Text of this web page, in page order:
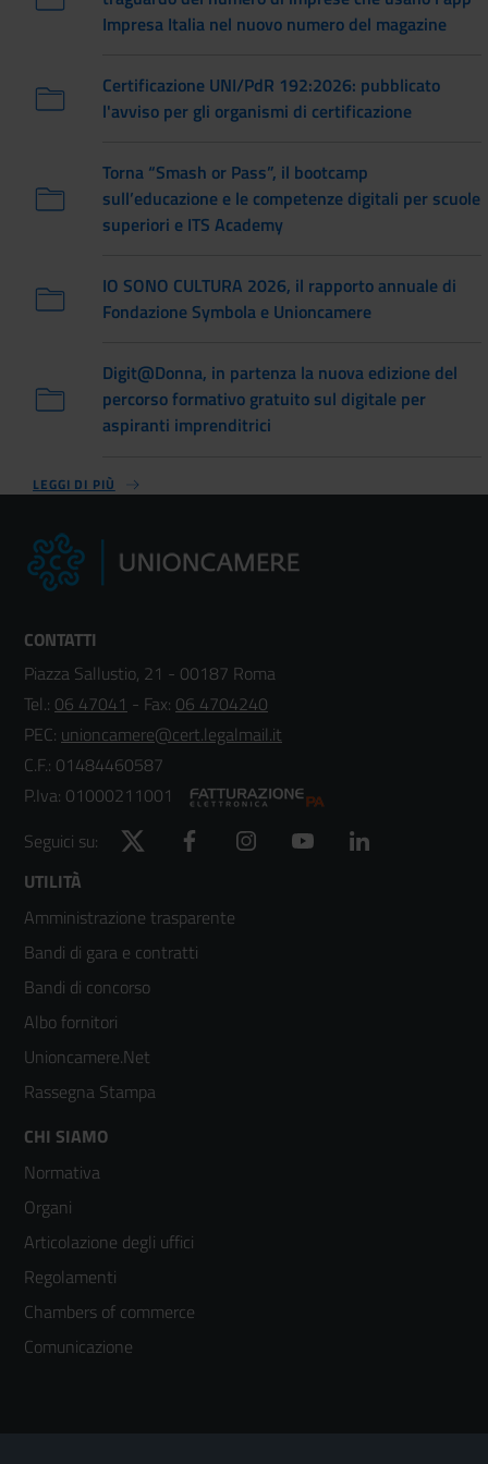
Impresa Italia nel nuovo numero del magazine
Certificazione UNI/PdR 192:2026: pubblicato
l'avviso per gli organismi di certificazione
Torna “Smash or Pass”, il bootcamp
sull’educazione e le competenze digitali per scuole
superiori e ITS Academy
IO SONO CULTURA 2026, il rapporto annuale di
Fondazione Symbola e Unioncamere
Digit@Donna, in partenza la nuova edizione del
percorso formativo gratuito sul digitale per
aspiranti imprenditrici
LEGGI DI PIÙ
CONTATTI
Piazza Sallustio, 21 - 00187 Roma
Tel.: 06 47041 - Fax: 06 4704240
PEC: unioncamere@cert.legalmail.it
C.F.: 01484460587
P.Iva: 01000211001
Seguici su:
Twitter Facebook Instagram YouTube
Footer
menù
colonna
2
UTILITÀ
Amministrazione trasparente
Bandi di gara e contratti
Bandi di concorso
Albo fornitori
Unioncamere.Net
Rassegna Stampa
Footer
menù
colonna
3
CHI SIAMO
Normativa
Organi
Articolazione degli uffici
Regolamenti
Chambers of commerce
Comunicazione